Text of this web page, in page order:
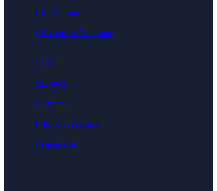
НТВ Плюс
Интернет Триколор
О нас
Города
Отзывы
Фото установок
Гарантия